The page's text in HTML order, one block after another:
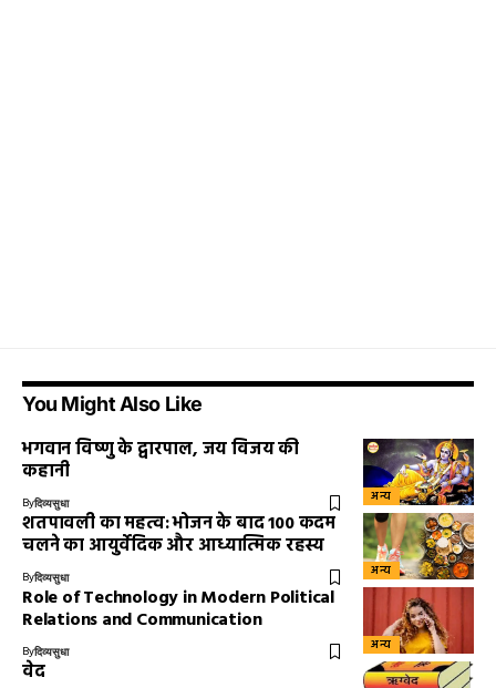
You Might Also Like
अन्य
भगवान विष्णु के द्वारपाल, जय विजय की
कहानी
Byदिव्यसुधा
अन्य
शतपावली का महत्व: भोजन के बाद 100 कदम
चलने का आयुर्वेदिक और आध्यात्मिक रहस्य
Byदिव्यसुधा
अन्य
Role of Technology in Modern Political
Relations and Communication
Byदिव्यसुधा
वेद